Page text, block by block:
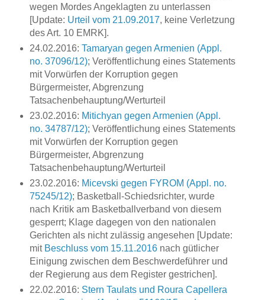
wegen Mordes Angeklagten zu unterlassen
[Update: Urteil vom 21.09.2017, keine Verletzung
des Art. 10 EMRK].
24.02.2016: Tamaryan gegen Armenien (Appl.
no. 37096/12); Veröffentlichung eines Statements
mit Vorwürfen der Korruption gegen
Bürgermeister, Abgrenzung
Tatsachenbehauptung/Werturteil
23.02.2016: Mitichyan gegen Armenien (Appl.
no. 34787/12); Veröffentlichung eines Statements
mit Vorwürfen der Korruption gegen
Bürgermeister, Abgrenzung
Tatsachenbehauptung/Werturteil
23.02.2016: Micevski gegen FYROM (Appl. no.
75245/12); Basketball-Schiedsrichter, wurde
nach Kritik am Basketballverband von diesem
gesperrt; Klage dagegen von den nationalen
Gerichten als nicht zulässig angesehen [Update:
mit Beschluss vom 15.11.2016nach gütlicher
Einigung zwischen dem Beschwerdeführer und
der Regierung aus dem Register gestrichen].
22.02.2016: Stern Taulats und Roura Capellera